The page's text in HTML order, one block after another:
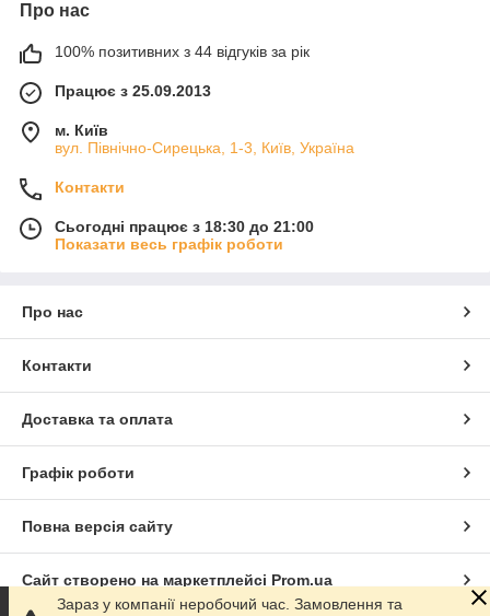
Про нас
100% позитивних з 44 відгуків за рік
Працює з 25.09.2013
м. Київ
вул. Північно-Сирецька, 1-3, Київ, Україна
Контакти
Сьогодні працює з 18:30 до 21:00
Показати весь графік роботи
Про нас
Контакти
Доставка та оплата
Графік роботи
Повна версія сайту
Сайт створено на маркетплейсі Prom.ua
Зараз у компанії неробочий час. Замовлення та